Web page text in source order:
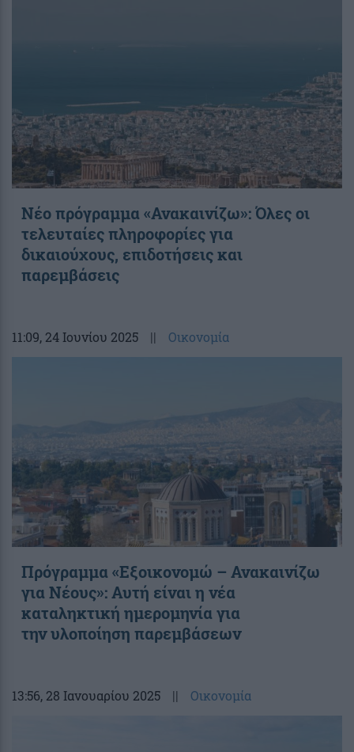
Νέο πρόγραμμα «Ανακαινίζω»: Όλες οι
τελευταίες πληροφορίες για
δικαιούχους, επιδοτήσεις και
παρεμβάσεις
11:09, 24 Ιουνίου 2025 || Οικονομία
Πρόγραμμα «Εξοικονομώ – Ανακαινίζω
για Νέους»: Αυτή είναι η νέα
καταληκτική ημερομηνία για
την υλοποίηση παρεμβάσεων
13:56, 28 Ιανουαρίου 2025 || Οικονομία